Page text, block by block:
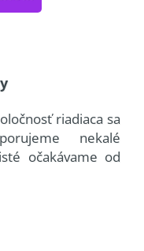
riadiaca sa
nekalé
očakávame od